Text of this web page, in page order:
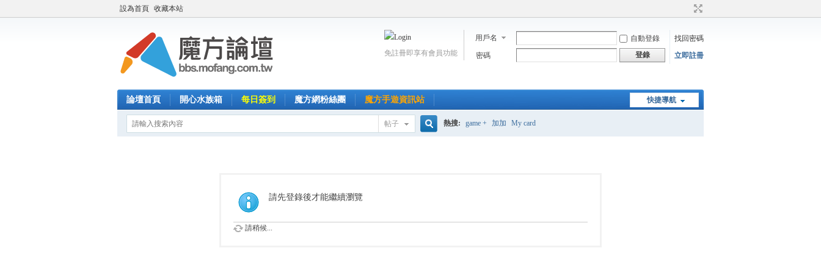
設為首頁 收藏本站
用戶名 自動登錄
找回密碼
密碼
登錄 立即註冊
免註冊即享有會員功能
快捷導航
論壇首頁 開心水族箱 每日簽到 魔方網粉絲團 魔方手遊資訊站
帖子 熱搜: game + 加加 My card
請先登錄後才能繼續瀏覽
請稍候...